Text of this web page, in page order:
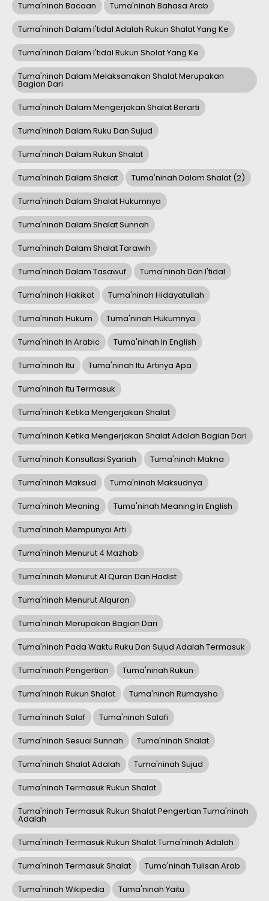
Tuma'ninah Bacaan Tuma'ninah Bahasa Arab
Tuma'ninah Dalam I'tidal Adalah Rukun Shalat Yang Ke
Tuma'ninah Dalam I'tidal Rukun Sholat Yang Ke
Tuma'ninah Dalam Melaksanakan Shalat Merupakan
Bagian Dari
Tuma'ninah Dalam Mengerjakan Shalat Berarti
Tuma'ninah Dalam Ruku Dan Sujud
Tuma'ninah Dalam Rukun Shalat
Tuma'ninah Dalam Shalat Tuma'ninah Dalam Shalat (2)
Tuma'ninah Dalam Shalat Hukumnya
Tuma'ninah Dalam Shalat Sunnah
Tuma'ninah Dalam Shalat Tarawih
Tuma'ninah Dalam Tasawuf Tuma'ninah Dan I'tidal
Tuma'ninah Hakikat Tuma'ninah Hidayatullah
Tuma'ninah Hukum Tuma'ninah Hukumnya
Tuma'ninah In Arabic Tuma'ninah In English
Tuma'ninah Itu Tuma'ninah Itu Artinya Apa
Tuma'ninah Itu Termasuk
Tuma'ninah Ketika Mengerjakan Shalat
Tuma'ninah Ketika Mengerjakan Shalat Adalah Bagian Dari
Tuma'ninah Konsultasi Syariah Tuma'ninah Makna
Tuma'ninah Maksud Tuma'ninah Maksudnya
Tuma'ninah Meaning Tuma'ninah Meaning In English
Tuma'ninah Mempunyai Arti
Tuma'ninah Menurut 4 Mazhab
Tuma'ninah Menurut Al Quran Dan Hadist
Tuma'ninah Menurut Alquran
Tuma'ninah Merupakan Bagian Dari
Tuma'ninah Pada Waktu Ruku Dan Sujud Adalah Termasuk
Tuma'ninah Pengertian Tuma'ninah Rukun
Tuma'ninah Rukun Shalat Tuma'ninah Rumaysho
Tuma'ninah Salaf Tuma'ninah Salafi
Tuma'ninah Sesuai Sunnah Tuma'ninah Shalat
Tuma'ninah Shalat Adalah Tuma'ninah Sujud
Tuma'ninah Termasuk Rukun Shalat
Tuma'ninah Termasuk Rukun Shalat Pengertian Tuma'ninah
Adalah
Tuma'ninah Termasuk Rukun Shalat Tuma'ninah Adalah
Tuma'ninah Termasuk Shalat Tuma'ninah Tulisan Arab
Tuma'ninah Wikipedia Tuma'ninah Yaitu